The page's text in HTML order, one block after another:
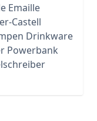
Emaille
Castell
Drinkware
Powerbank